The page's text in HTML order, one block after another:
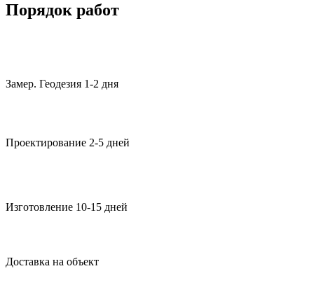
Порядок работ
Замер. Геодезия 1-2 дня
Проектирование 2-5 дней
Изготовление 10-15 дней
Доставка на объект